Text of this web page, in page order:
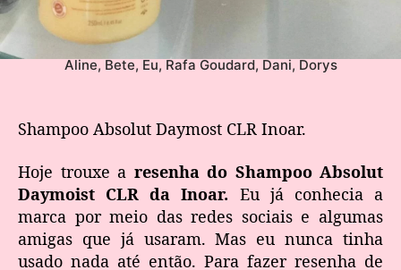
Aline, Bete, Eu, Rafa Goudard, Dani, Dorys
Shampoo Absolut Daymost CLR Inoar.
Hoje trouxe a resenha do Shampoo Absolut
Daymoist CLR da Inoar. Eu já conhecia a
marca por meio das redes sociais e algumas
amigas que já usaram. Mas eu nunca tinha
usado nada até então. Para fazer resenha de